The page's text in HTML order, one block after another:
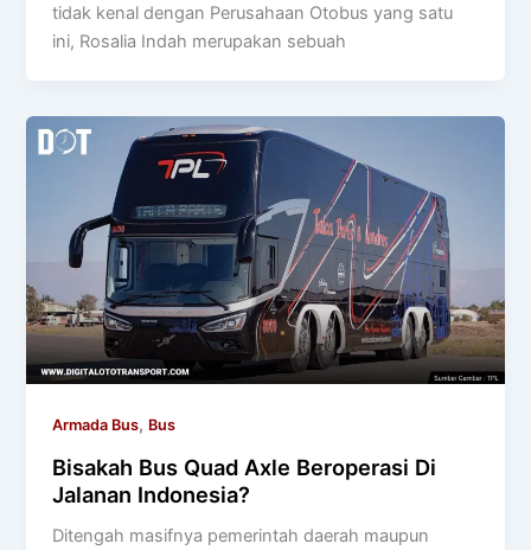
tidak kenal dengan Perusahaan Otobus yang satu
ini, Rosalia Indah merupakan sebuah
Armada Bus, Bus
Bisakah Bus Quad Axle Beroperasi Di
Jalanan Indonesia?
Ditengah masifnya pemerintah daerah maupun